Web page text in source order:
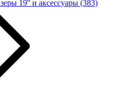
19'' и аксессуары (383)